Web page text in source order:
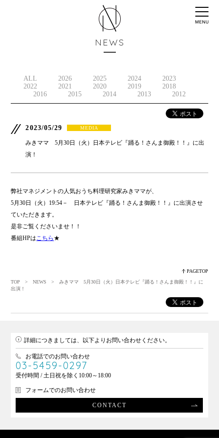
NEWS
ALL 2026 2025 2024
2023
2022
2021 2020 2019
2018
2016
2015 2014 2013 2012
2023/05/29 MEDIA
みきママ 5月30日（火）日本テレビ『踊る！さんま御殿！！』に出
演！
弊社マネジメントの人気おうち料理研究家みきママが、
5月30日（火）19:54－ 日本テレビ『踊る！さんま御殿！！』に出演させ
ていただきます。
是非ご覧くださいませ！！
番組HPはこちら ★
PAGETOP
TOP
>NEWS
> みきママ 5月30日（火）日本テレビ『踊る！さんま御殿！！』に
出演！
詳細につきましては、以下よりお問い合わせください。
お電話でのお問い合わせ
03-5459-0297
受付時間 / 土日祝を除く10:00～18:00
フォームでのお問い合わせ
CONTACT